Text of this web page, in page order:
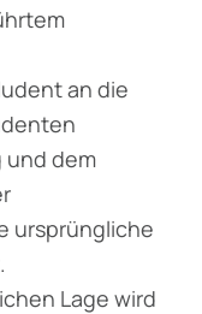
an die
und dem
ursprüngliche
Lage wird